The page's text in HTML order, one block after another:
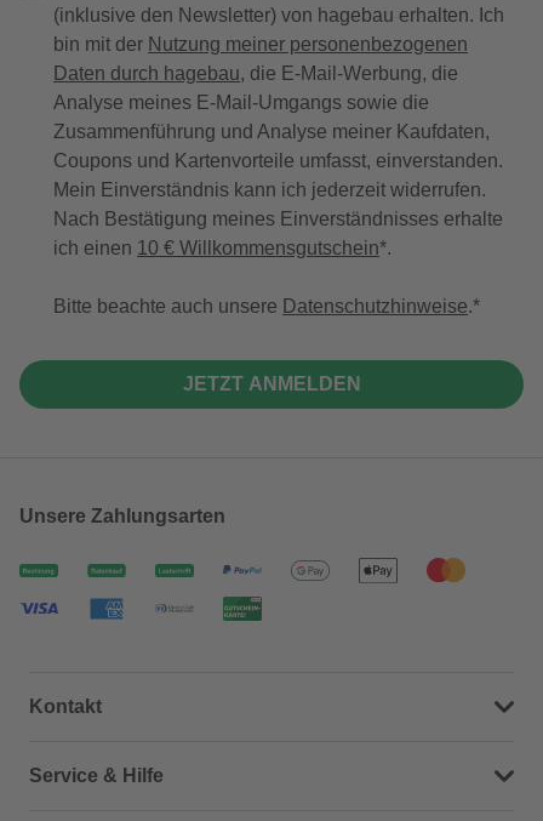
(inklusive den Newsletter) von hagebau erhalten. Ich
bin mit der Nutzung meiner personenbezogenen
Daten durch hagebau, die E-Mail-Werbung, die
Analyse meines E-Mail-Umgangs sowie die
Zusammenführung und Analyse meiner Kaufdaten,
Coupons und Kartenvorteile umfasst, einverstanden.
Mein Einverständnis kann ich jederzeit widerrufen.
Nach Bestätigung meines Einverständnisses erhalte
ich einen 10 € Willkommensgutschein*.
Bitte beachte auch unsere Datenschutzhinweise.
JETZT ANMELDEN
Unsere Zahlungsarten
Kontakt
Dein Kontakt zu uns
Service & Hilfe